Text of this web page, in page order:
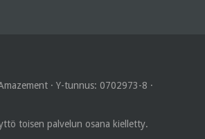
· Y-tunnus: 0702973-8 ·
toisen palvelun osana kielletty.